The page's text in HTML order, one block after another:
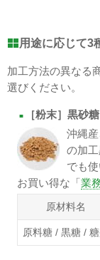
用途に応じて3
加工方法の異なる
選びください。
■
［粉末］黒砂糖
沖縄
の加
でも使
お買い得な「業
原材料名
原料糖 / 黒糖 /